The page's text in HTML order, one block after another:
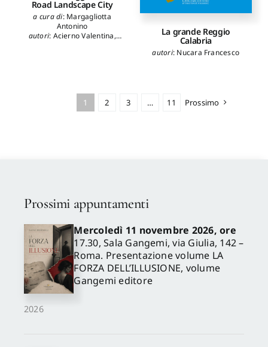
Road Landscape City
a cura di: Margagliotta
Antonino
autori: Acierno Valentina,
Murrone Francesco,
Palazzo Giovanni
Piraino Andrea,Ramazzotti
Chiara
La grande Reggio
Calabria
autori: Nucara Francesco
1 2 3 … 11 Prossimo
Prossimi appuntamenti
2026
Mercoledì 11 novembre 2026, ore
17.30, Sala Gangemi, via Giulia, 142 –
Roma. Presentazione volume LA
FORZA DELL’ILLUSIONE, volume
Gangemi editore